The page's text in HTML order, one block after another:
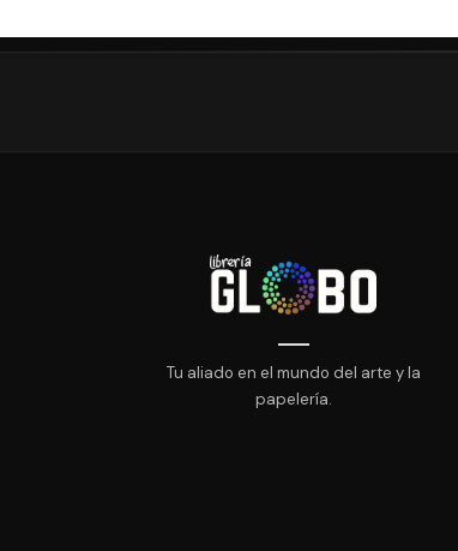
Tu aliado en el mundo del arte y la
papelería.